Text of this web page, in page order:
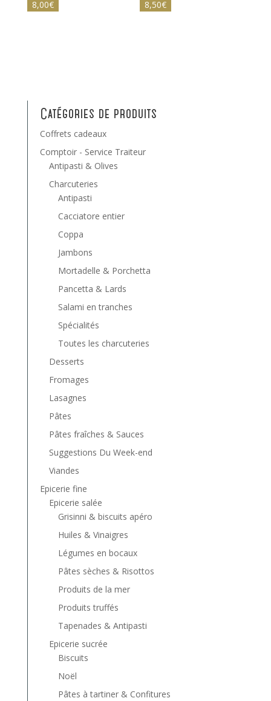
8,00€ 8,50€
Catégories de produits
Coffrets cadeaux
Comptoir - Service Traiteur
Antipasti & Olives
Charcuteries
Antipasti
Cacciatore entier
Coppa
Jambons
Mortadelle & Porchetta
Pancetta & Lards
Salami en tranches
Spécialités
Toutes les charcuteries
Desserts
Fromages
Lasagnes
Pâtes
Pâtes fraîches & Sauces
Suggestions Du Week-end
Viandes
Epicerie fine
Epicerie salée
Grisinni & biscuits apéro
Huiles & Vinaigres
Légumes en bocaux
Pâtes sèches & Risottos
Produits de la mer
Produits truffés
Tapenades & Antipasti
Epicerie sucrée
Biscuits
Noël
Pâtes à tartiner & Confitures